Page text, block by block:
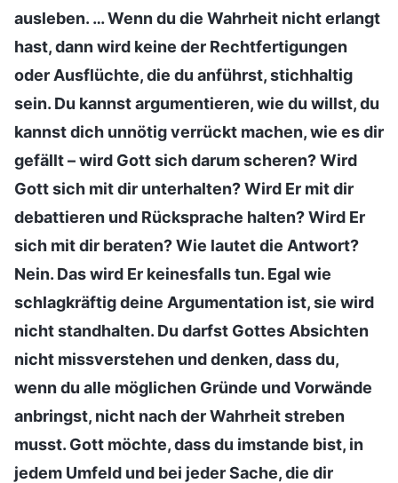
ausleben. … Wenn du die Wahrheit nicht erlangt
hast, dann wird keine der Rechtfertigungen
oder Ausflüchte, die du anführst, stichhaltig
sein. Du kannst argumentieren, wie du willst, du
kannst dich unnötig verrückt machen, wie es dir
gefällt – wird Gott sich darum scheren? Wird
Gott sich mit dir unterhalten? Wird Er mit dir
debattieren und Rücksprache halten? Wird Er
sich mit dir beraten? Wie lautet die Antwort?
Nein. Das wird Er keinesfalls tun. Egal wie
schlagkräftig deine Argumentation ist, sie wird
nicht standhalten. Du darfst Gottes Absichten
nicht missverstehen und denken, dass du,
wenn du alle möglichen Gründe und Vorwände
anbringst, nicht nach der Wahrheit streben
musst. Gott möchte, dass du imstande bist, in
jedem Umfeld und bei jeder Sache, die dir